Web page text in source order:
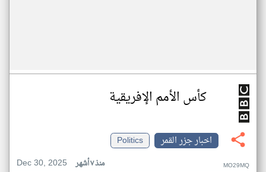
كأس الأمم الإفريقية
اخبار جزر القمر
Politics
Dec 30, 2025
منذ ٧ أشهر MO29MQ